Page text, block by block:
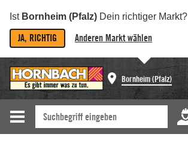
Ist Bornheim (Pfalz) Dein richtiger Markt?
JA, RICHTIG Anderen Markt wählen
Bornheim (Pfalz)